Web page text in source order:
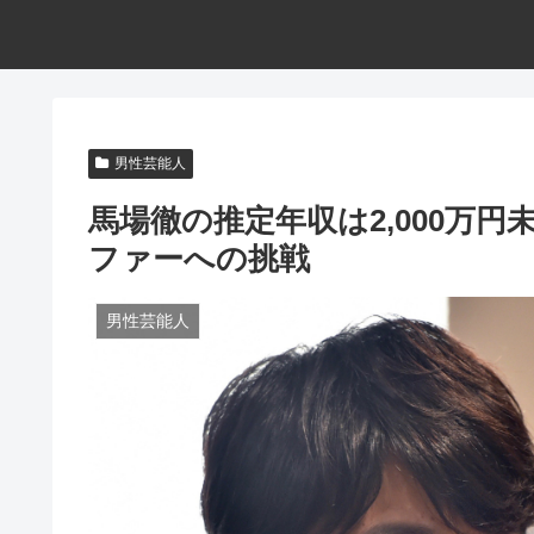
男性芸能人
馬場徹の推定年収は2,000万円
ファーへの挑戦
男性芸能人